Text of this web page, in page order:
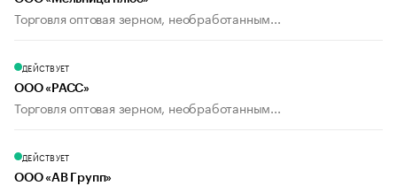
Торговля оптовая зерном, необработанным...
ДЕЙСТВУЕТ
ООО «РАСС»
Торговля оптовая зерном, необработанным...
ДЕЙСТВУЕТ
ООО «АВ Групп»